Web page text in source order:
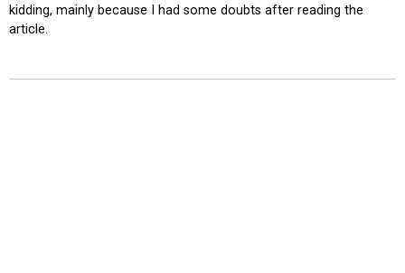
kidding, mainly because I had some doubts after reading the
article.